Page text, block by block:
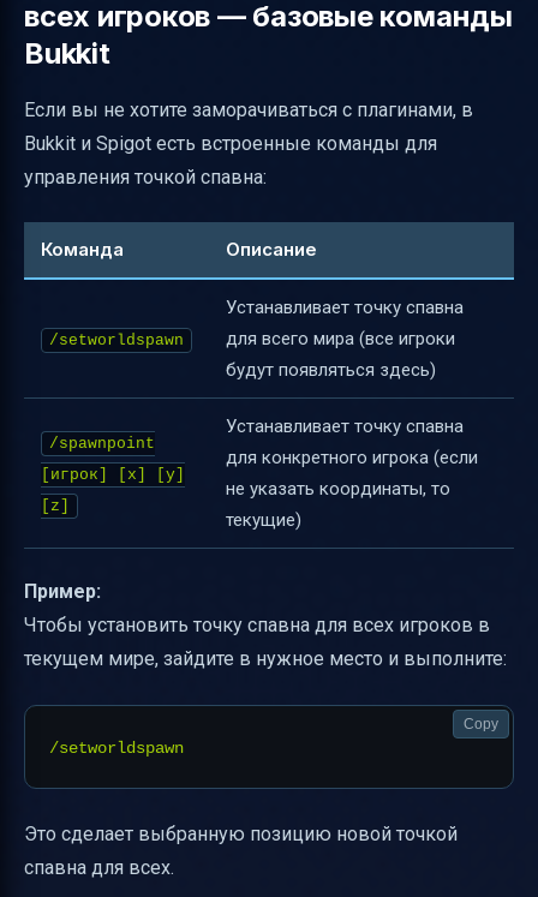
всех игроков — базовые команды
Bukkit
Если вы не хотите заморачиваться с плагинами, в
Bukkit и Spigot есть встроенные команды для
управления точкой спавна:
Команда Описание
/setworldspawn
Устанавливает точку спавна
для всего мира (все игроки
будут появляться здесь)
/spawnpoint
[игрок] [x] [y]
[z]
Устанавливает точку спавна
для конкретного игрока (если
не указать координаты, то
текущие)
Пример:
Чтобы установить точку спавна для всех игроков в
текущем мире, зайдите в нужное место и выполните:
Copy
Это сделает выбранную позицию новой точкой
спавна для всех.